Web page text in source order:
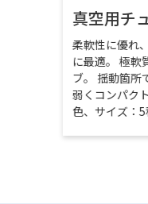
真空用チ
柔軟性に優れ
に最適。 極軟
ブ。 揺動箇所
弱くコンパク
色、サイズ：5